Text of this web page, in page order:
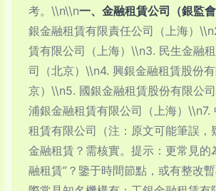
考。\\n\\n一、金融租賃公司（銀監會
銀金融租賃有限責任公司（上海）
賃有限公司（上海）\\n3. 民生金融
司（北京）\\n4. 興銀金融租賃股份
京）\\n5. 國銀金融租賃股份有限公
浦銀金融租賃有限公司（上海）\\n7.
租賃有限公司（注：原文可能筆誤，
金融租賃？需核實。提示：更常見的
融租賃”？鑒于時間節點，或有整改